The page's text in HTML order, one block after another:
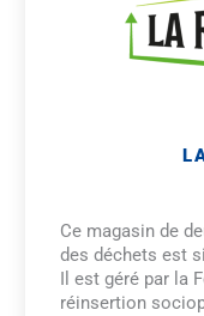
Ce magasin de
des déchets est
Il est géré par la
réinsertion